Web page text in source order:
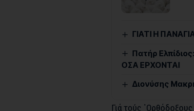
ΓΙΑΤΙ Η
Πατήρ
ΟΣΑ ΕΡΧΟΝΤΑΙ
Διονύσης
Γιά τούς